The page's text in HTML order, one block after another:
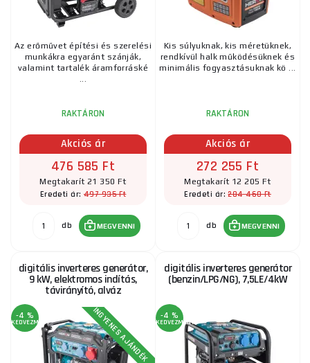
Az erőművet építési és szerelési
munkákra egyaránt szánják,
valamint tartalék áramforráské
...
RAKTÁRON
Akciós ár
476 585 Ft
Megtakarít 21 350 Ft
Eredeti ár: 497 935 Ft
db MEGVENNI
Kis súlyuknak, kis méretüknek,
rendkívül halk működésüknek és
minimális fogyasztásuknak kö ...
RAKTÁRON
Akciós ár
272 255 Ft
Megtakarít 12 205 Ft
Eredeti ár:284 460 Ft
db MEGVENNI
digitális inverteres generátor,
9 kW, elektromos indítás,
távirányító, alváz
-4 %
KEDVEZMÉNY INGYENES AJÁNDÉK
digitális inverteres generátor
(benzin/LPG/NG), 7,5LE/4kW
-4 %
KEDVEZMÉNY